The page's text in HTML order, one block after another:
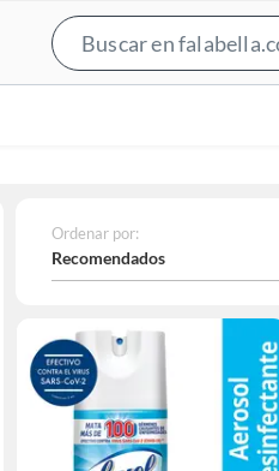
Ordenar por:
Recomendados